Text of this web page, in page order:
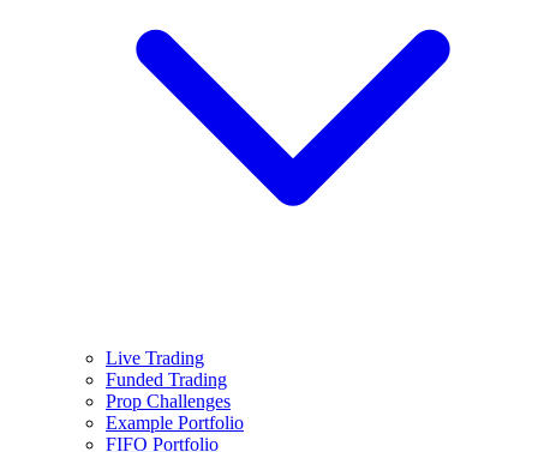
Live Trading
Funded Trading
Prop Challenges
Example Portfolio
FIFO Portfolio